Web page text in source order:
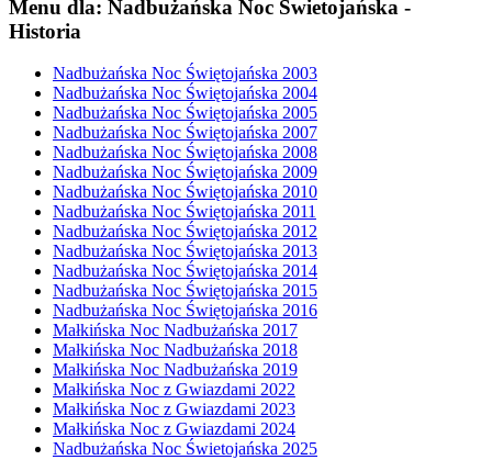
Menu dla: Nadbużańska Noc Świetojańska -
Historia
Nadbużańska Noc Świętojańska 2003
Nadbużańska Noc Świętojańska 2004
Nadbużańska Noc Świętojańska 2005
Nadbużańska Noc Świętojańska 2007
Nadbużańska Noc Świętojańska 2008
Nadbużańska Noc Świętojańska 2009
Nadbużańska Noc Świętojańska 2010
Nadbużańska Noc Świętojańska 2011
Nadbużańska Noc Świętojańska 2012
Nadbużańska Noc Świętojańska 2013
Nadbużańska Noc Świętojańska 2014
Nadbużańska Noc Świętojańska 2015
Nadbużańska Noc Świętojańska 2016
Małkińska Noc Nadbużańska 2017
Małkińska Noc Nadbużańska 2018
Małkińska Noc Nadbużańska 2019
Małkińska Noc z Gwiazdami 2022
Małkińska Noc z Gwiazdami 2023
Małkińska Noc z Gwiazdami 2024
Nadbużańska Noc Świetojańska 2025